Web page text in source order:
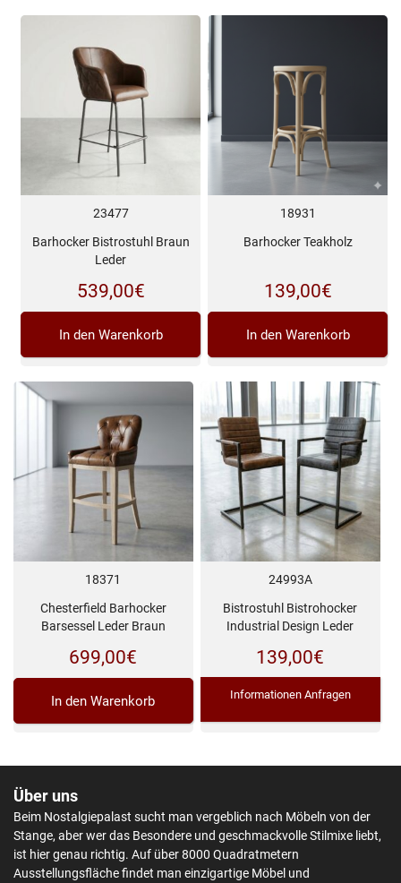
23477
Barhocker Bistrostuhl Braun
Leder
539,00€
In den Warenkorb
18931
Barhocker Teakholz
139,00€
In den Warenkorb
18371
Chesterfield Barhocker
Barsessel Leder Braun
699,00€
In den Warenkorb
24993A
Bistrostuhl Bistrohocker
Industrial Design Leder
139,00€
Informationen Anfragen
Über uns
Beim Nostalgiepalast sucht man vergeblich nach Möbeln von der
Stange, aber wer das Besondere und geschmackvolle Stilmixe liebt,
ist hier genau richtig. Auf über 8000 Quadratmetern
Ausstellungsfläche findet man einzigartige Möbel und